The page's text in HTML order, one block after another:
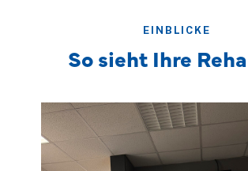
EINBLICKE
So sieht Ihre